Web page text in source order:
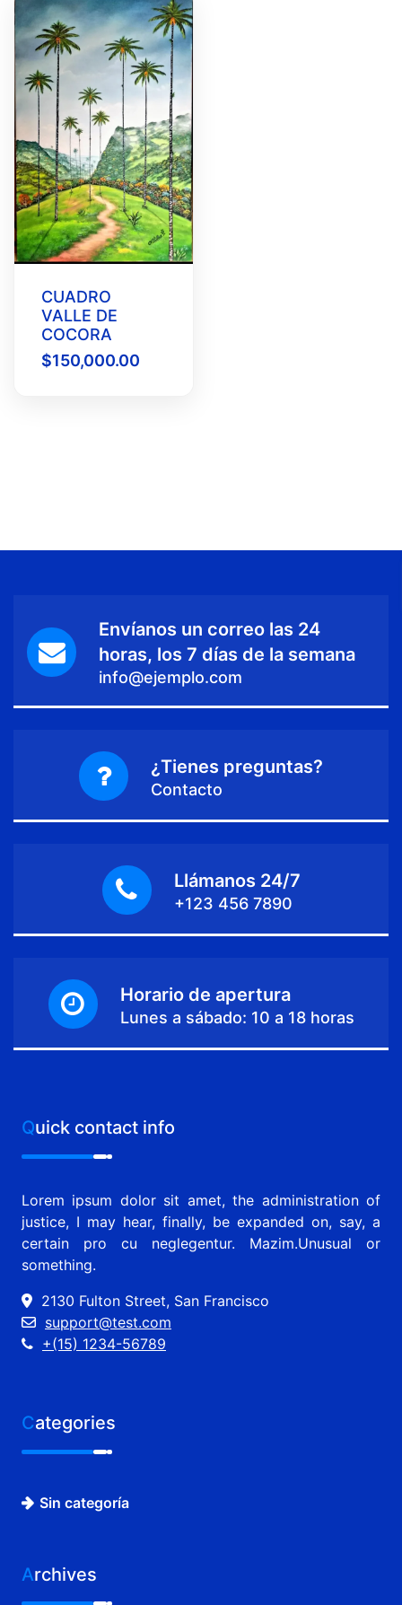
CUADRO
VALLE DE
COCORA
$150,000.00
Envíanos un correo las 24
horas, los 7 días de la semana
info@ejemplo.com
¿Tienes preguntas?
Contacto
Llámanos 24/7
+123 456 7890
Horario de apertura
Lunes a sábado: 10 a 18 horas
Quick contact info
Lorem ipsum dolor sit amet, the administration of
justice, I may hear, finally, be expanded on, say, a
certain pro cu neglegentur. Mazim.Unusual or
something.
2130 Fulton Street, San Francisco
support@test.com
+(15) 1234-56789
Categories
Sin categoría
Archives